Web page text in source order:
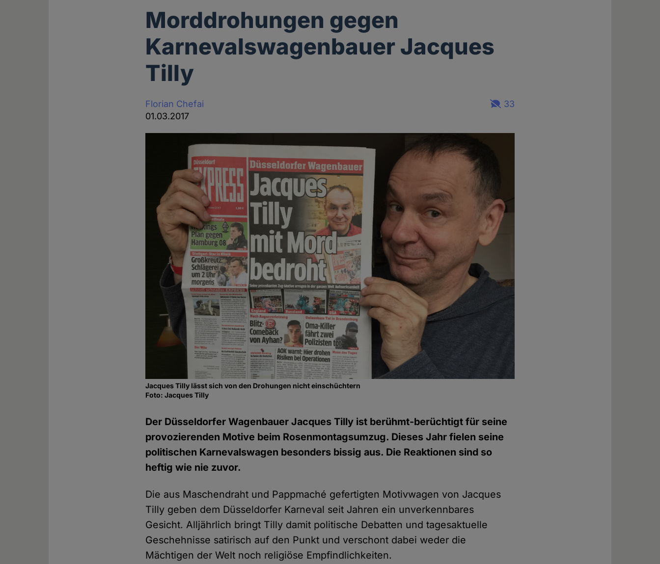
Morddrohungen gegen
Karnevalswagenbauer Jacques
Tilly
Florian Chefai
01.03.2017
33
Jacques Tilly lässt sich von den Drohungen nicht einschüchtern
Foto: Jacques Tilly
Der Düsseldorfer Wagenbauer Jacques Tilly ist berühmt-berüchtigt für seine
provozierenden Motive beim Rosenmontagsumzug. Dieses Jahr fielen seine
politischen Karnevalswagen besonders bissig aus. Die Reaktionen sind so
heftig wie nie zuvor.
Die aus Maschendraht und Pappmaché gefertigten Motivwagen von Jacques
Tilly geben dem Düsseldorfer Karneval seit Jahren ein unverkennbares
Gesicht. Alljährlich bringt Tilly damit politische Debatten und tagesaktuelle
Geschehnisse satirisch auf den Punkt und verschont dabei weder die
Mächtigen der Welt noch religiöse Empfindlichkeiten.